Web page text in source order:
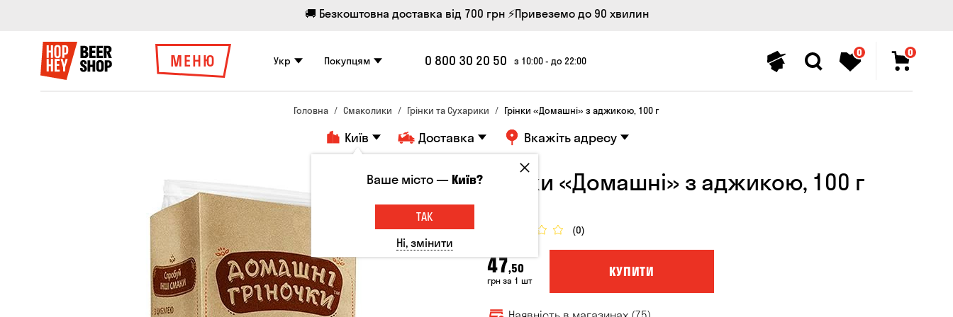
🚚 Безкоштовна доставка від 700 грн ⚡Привеземо до 90 хвилин
МЕНЮ Укр Покупцям 0 800 30 20 50 з 10:00 - до 22:00
0 0
Головна Смаколики Грінки та Сухарики Грінки «Домашні» з аджикою, 100 г
Київ Доставка Вкажіть адресу
Грінки «Домашні» з аджикою, 100 г
(0)
47,50
грн за 1 шт
КУПИТИ
Ваше місто —Київ?
ТАК
Ні, змінити